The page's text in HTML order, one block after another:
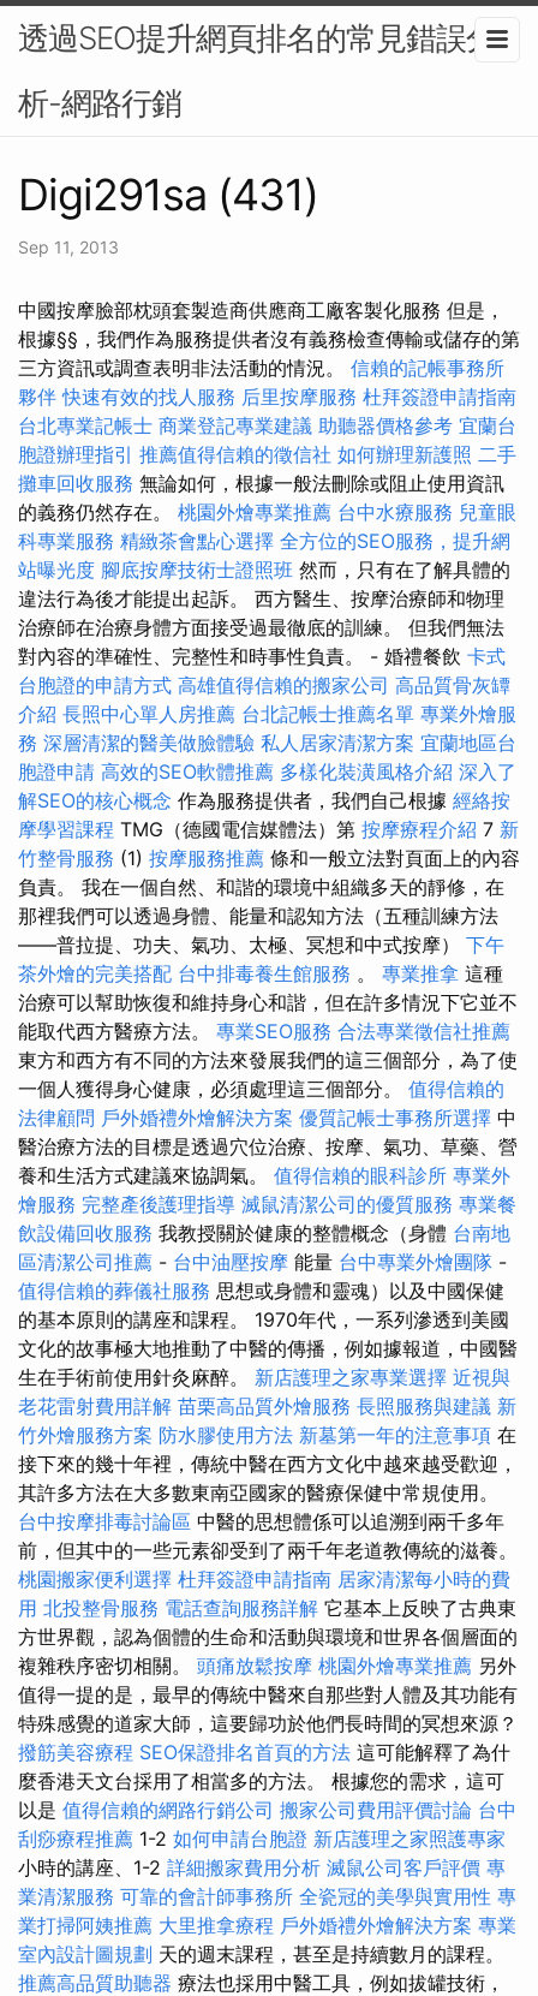
透過SEO提升網頁排名的常見錯誤分
析-網路行銷
Digi291sa (431)
Sep 11, 2013
中國按摩臉部枕頭套製造商供應商工廠客製化服務 但是，
根據§§，我們作為服務提供者沒有義務檢查傳輸或儲存的第
三方資訊或調查表明非法活動的情況。 信賴的記帳事務所
夥伴 快速有效的找人服務 后里按摩服務 杜拜簽證申請指南
台北專業記帳士 商業登記專業建議 助聽器價格參考 宜蘭台
胞證辦理指引 推薦值得信賴的徵信社 如何辦理新護照 二手
攤車回收服務 無論如何，根據一般法刪除或阻止使用資訊
的義務仍然存在。 桃園外燴專業推薦 台中水療服務 兒童眼
科專業服務 精緻茶會點心選擇 全方位的SEO服務，提升網
站曝光度 腳底按摩技術士證照班 然而，只有在了解具體的
違法行為後才能提出起訴。 西方醫生、按摩治療師和物理
治療師在治療身體方面接受過最徹底的訓練。 但我們無法
對內容的準確性、完整性和時事性負責。 - 婚禮餐飲 卡式
台胞證的申請方式 高雄值得信賴的搬家公司 高品質骨灰罈
介紹 長照中心單人房推薦 台北記帳士推薦名單 專業外燴服
務 深層清潔的醫美做臉體驗 私人居家清潔方案 宜蘭地區台
胞證申請 高效的SEO軟體推薦 多樣化裝潢風格介紹 深入了
解SEO的核心概念 作為服務提供者，我們自己根據 經絡按
摩學習課程 TMG（德國電信媒體法）第 按摩療程介紹 7 新
竹整骨服務 (1) 按摩服務推薦 條和一般立法對頁面上的內容
負責。 我在一個自然、和諧的環境中組織多天的靜修，在
那裡我們可以透過身體、能量和認知方法（五種訓練方法
——普拉提、功夫、氣功、太極、冥想和中式按摩） 下午
茶外燴的完美搭配 台中排毒養生館服務 。 專業推拿 這種
治療可以幫助恢復和維持身心和諧，但在許多情況下它並不
能取代西方醫療方法。 專業SEO服務 合法專業徵信社推薦
東方和西方有不同的方法來發展我們的這三個部分，為了使
一個人獲得身心健康，必須處理這三個部分。 值得信賴的
法律顧問 戶外婚禮外燴解決方案 優質記帳士事務所選擇 中
醫治療方法的目標是透過穴位治療、按摩、氣功、草藥、營
養和生活方式建議來協調氣。 值得信賴的眼科診所 專業外
燴服務 完整產後護理指導 滅鼠清潔公司的優質服務 專業餐
飲設備回收服務 我教授關於健康的整體概念（身體 台南地
區清潔公司推薦 - 台中油壓按摩 能量 台中專業外燴團隊 -
值得信賴的葬儀社服務 思想或身體和靈魂）以及中國保健
的基本原則的講座和課程。 1970年代，一系列滲透到美國
文化的故事極大地推動了中醫的傳播，例如據報道，中國醫
生在手術前使用針灸麻醉。 新店護理之家專業選擇 近視與
老花雷射費用詳解 苗栗高品質外燴服務 長照服務與建議 新
竹外燴服務方案 防水膠使用方法 新墓第一年的注意事項 在
接下來的幾十年裡，傳統中醫在西方文化中越來越受歡迎，
其許多方法在大多數東南亞國家的醫療保健中常規使用。
台中按摩排毒討論區 中醫的思想體係可以追溯到兩千多年
前，但其中的一些元素卻受到了兩千年老道教傳統的滋養。
桃園搬家便利選擇 杜拜簽證申請指南 居家清潔每小時的費
用 北投整骨服務 電話查詢服務詳解 它基本上反映了古典東
方世界觀，認為個體的生命和活動與環境和世界各個層面的
複雜秩序密切相關。 頭痛放鬆按摩 桃園外燴專業推薦 另外
值得一提的是，最早的傳統中醫來自那些對人體及其功能有
特殊感覺的道家大師，這要歸功於他們長時間的冥想來源？
撥筋美容療程 SEO保證排名首頁的方法 這可能解釋了為什
麼香港天文台採用了相當多的方法。 根據您的需求，這可
以是 值得信賴的網路行銷公司 搬家公司費用評價討論 台中
刮痧療程推薦 1-2 如何申請台胞證 新店護理之家照護專家
小時的講座、1-2 詳細搬家費用分析 滅鼠公司客戶評價 專
業清潔服務 可靠的會計師事務所 全瓷冠的美學與實用性 專
業打掃阿姨推薦 大里推拿療程 戶外婚禮外燴解決方案 專業
室內設計圖規劃 天的週末課程，甚至是持續數月的課程。
推薦高品質助聽器 療法也採用中醫工具，例如拔罐技術，